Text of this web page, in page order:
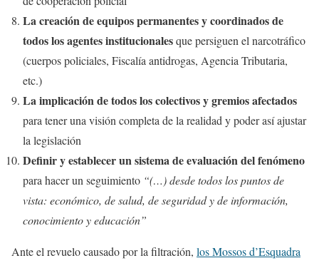
La creación de equipos permanentes y coordinados de
todos los agentes institucionalesque persiguen el narcotráfico
(cuerpos policiales, Fiscalía antidrogas, Agencia Tributaria,
etc.)
La implicación de todos los colectivos y gremios afectados
para tener una visión completa de la realidad y poder así ajustar
la legislación
Definir y establecer un sistema de evaluación del fenómeno
para hacer un seguimiento “(…) desde todos los puntos de
vista: económico, de salud, de seguridad y de información,
conocimiento y educación”
Ante el revuelo causado por la filtración, los Mossos d’Esquadra